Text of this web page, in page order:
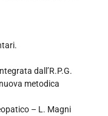
dall’R.P.G.
metodica
– L. Magni